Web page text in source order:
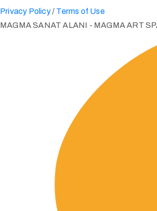
Privacy Policy/ Terms of Use
MAGMA SANAT ALANI - MAGMA ART